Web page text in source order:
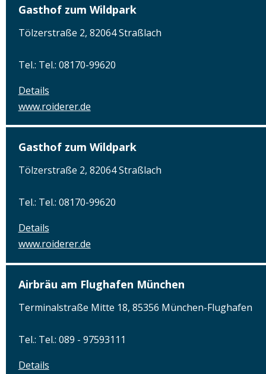
Gasthof zum Wildpark
Tölzerstraße 2, 82064 Straßlach
Tel.: Tel.: 08170-99620
Details
www.roiderer.de
Gasthof zum Wildpark
Tölzerstraße 2, 82064 Straßlach
Tel.: Tel.: 08170-99620
Details
www.roiderer.de
Airbräu am Flughafen München
Terminalstraße Mitte 18, 85356 München-Flughafen
Tel.: Tel.: 089 - 97593111
Details